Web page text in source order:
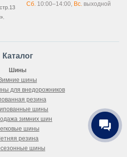
Сб.10:00–14:00, Вс.выходной
Каталог
Шины
шины
для внедорожников
резина
шины
зимних шин
шины
резина
шины